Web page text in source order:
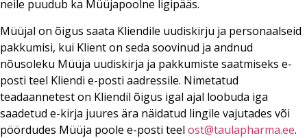
neile puudub ka Müüjapoolne ligipääs.
Müüjal on õigus saata Kliendile uudiskirju ja personaalseid
pakkumisi, kui Klient on seda soovinud ja andnud
nõusoleku Müüja uudiskirja ja pakkumiste saatmiseks e-
posti teel Kliendi e-posti aadressile. Nimetatud
teadaannetest on Kliendil õigus igal ajal loobuda iga
saadetud e-kirja juures ära näidatud lingile vajutades või
pöördudes Müüja poole e-posti teel ost@taulapharma.ee.